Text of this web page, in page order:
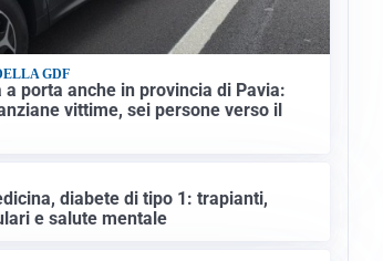
GDF
porta anche in provincia di Pavia:
vittime, sei persone verso il
diabete di tipo 1: trapianti,
e salute mentale